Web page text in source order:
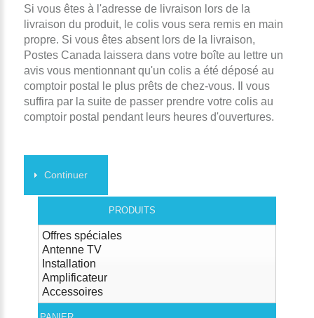
Si vous êtes à l'adresse de livraison lors de la
livraison du produit, le colis vous sera remis en main
propre. Si vous êtes absent lors de la livraison,
Postes Canada laissera dans votre boîte au lettre un
avis vous mentionnant qu'un colis a été déposé au
comptoir postal le plus prêts de chez-vous. Il vous
suffira par la suite de passer prendre votre colis au
comptoir postal pendant leurs heures d'ouvertures.
Continuer
PRODUITS
Offres spéciales
Antenne TV
Installation
Amplificateur
Accessoires